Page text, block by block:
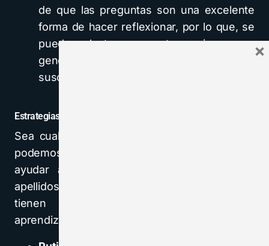
de que las preguntas son una excelente
forma de hacer reflexionar, por lo que, se
pueden plantear preguntas curiosas que
generen interés en el alumnado y que
susciten una conversación.
Estrategias y recursos para enseñar a pensar
Sea cual sea nuestra especialidad o materia,
podemos y debemos entrenar el pensamiento,
ayudar a visibilizarlo. Pongamos nombre y
apellidos a algunas corrientes actuales que
tienen como común denominador el
aprendizaje estructurado del pensamiento:
×